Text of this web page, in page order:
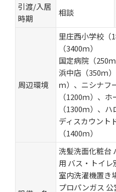
引渡/入居
時期
相談
周辺環境
里庄西小学校
（3400ｍ）
国定病院（250
浜中店（350ｍ
ｍ）、ニシナフ
（1200ｍ）、
（1300ｍ）、
ディスカウント
（1400ｍ）
洗髪洗面化粧台
用 バス・トイレ
室内洗濯機置き
プロパンガス 公